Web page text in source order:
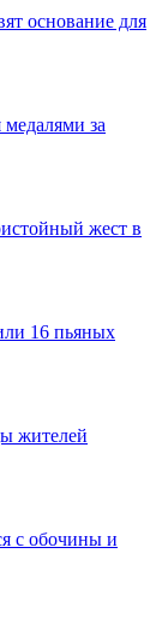
основание для
за
жест в
16 пьяных
жителей
с обочины и